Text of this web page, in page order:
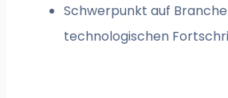
Schwerpunkt auf
technologischen